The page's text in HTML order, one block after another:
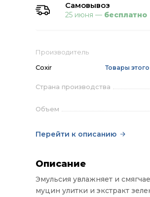
Производитель
Coxir
Товары
Страна производства
Объем
Перейти к описанию
Самовывоз
25 июня — бесплатно
Описание
Эмульсия увлажняет и
муцин улитки и экстракт